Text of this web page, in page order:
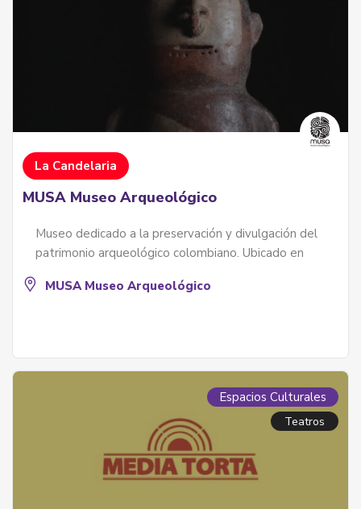
La Candelaria
MUSA Museo Arqueológico
Museo dedicado a la preservación y divulgación del
patrimonio arqueológico colombiano. Ubicado en
MUSA Museo Arqueológico
Espacios Culturales
Teatros